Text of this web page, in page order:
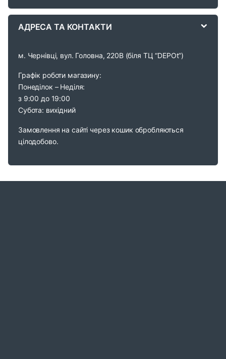
АДРЕСА ТА КОНТАКТИ
м. Чернівці, вул. Головна, 220В (біля ТЦ “DEPOt”)
Графік роботи магазину:
Понеділок – Неділя:
з 9:00 до 19:00
Субота: вихідний
Замовлення на сайті через кошик обробляються
цілодобово.